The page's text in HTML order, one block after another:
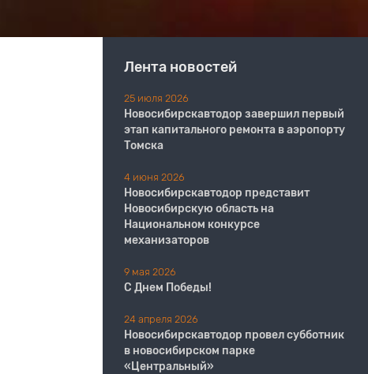
Лента новостей
25 июля 2026
Новосибирскавтодор завершил первый
этап капитального ремонта в аэропорту
Томска
4 июня 2026
Новосибирскавтодор представит
Новосибирскую область на
Национальном конкурсе
механизаторов
9 мая 2026
С Днем Победы!
24 апреля 2026
Новосибирскавтодор провел субботник
в новосибирском парке
«Центральный»